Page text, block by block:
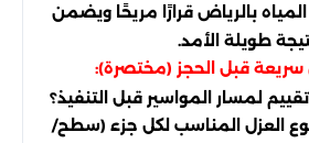
بالرياض قرارًا مريحًا ويضمن
طويلة الأمد.
قبل الحجز (مختصرة):
لمسار المواسير قبل التنفيذ؟
العزل المناسب لكل جزء (سطح/